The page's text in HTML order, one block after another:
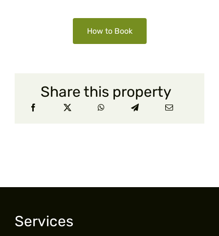
How to Book
Share this property
Services